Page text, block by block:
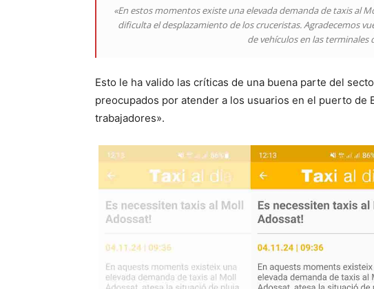
«En estos momentos existe una elevada demanda de taxis al
dificulta el desplazamiento de los cruceristas. Agradecemos
de vehículos en las terminales
Esto le ha valido las críticas de una buena parte del
preocupados por atender a los usuarios en el puerto de
trabajadores».